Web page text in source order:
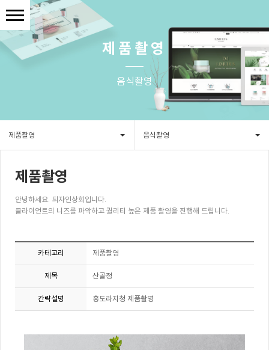
제품촬영
음식촬영
제품촬영 음식촬영
제품촬영
안녕하세요. 듸자인상회입니다.
클라이언트의 니즈를 파악하고 퀄리티 높은 제품 촬영을 진행해 드립니다.
카테고리 제품촬영
제목 산골정
간략설명 홍도라지청 제품촬영